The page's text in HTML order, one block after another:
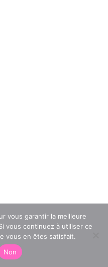
vous garantir la meilleure
vous continuez à utiliser ce
vous en êtes satisfait.
Non